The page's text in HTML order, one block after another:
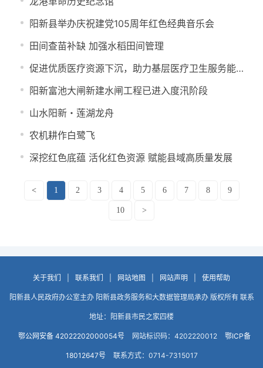
阳新县举办庆祝建党105周年红色经典音乐会
田间查苗补缺 加强水稻田间管理
促进优质医疗资源下沉，助力基层医疗卫生服务能力提升
阳新富池大闸新建水闸工程已进入度汛阶段
山水阳新・莲湖龙舟
农机耕作白鹭飞
深挖红色底蕴 活化红色资源 赋能县域高质量发展
< 1 2 3 4 5 6 7 8 9
10 >
关于我们 联系我们 网站地图 网站声明 使用帮助
阳新县人民政府办公室主办 阳新县政务服务和大数据管理局承办 版权所有 联系
地址：阳新县市民之家四楼
鄂公网安备 42022202000054号 网站标识码：4202220012 鄂ICP备
18012647号 联系方式：0714-7315017